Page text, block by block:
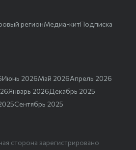
регионМедиа-китПодписка
Июнь 2026Май 2026Апрель 2026
Январь 2026Декабрь 2025
Сентябрь 2025
сторона зарегистрировано